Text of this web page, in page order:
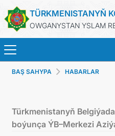
TÜRKMENISTANYŇ
OWGANYSTAN YSLAM
BAŞ
BAŞ SAHYPA HABARLAR
Türkmenistanyň
boýunça ÝB–Merkezi